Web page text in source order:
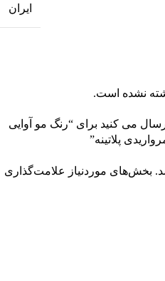
ایران
نشده است.
می کنید برای “رنگ مو آوایی
بخش‌های موردنیاز علامت‌گذاری